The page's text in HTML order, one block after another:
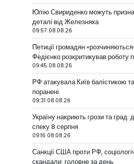
Юлію Свириденко можуть
деталі від Железняка
09:57 08.08.26
Петиції громадян
Федієнко розкритикував роботу
09:45 08.08.26
РФ атакувала Київ балістикою
поранені
09:31 08.08.26
Україну накриють грози та град:
спеку 8 серпня
09:16 08.08.26
Санкції США проти РФ,
скандали: головне за день